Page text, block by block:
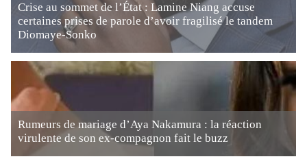
Crise au sommet de l’État : Lamine Niang accuse
certaines prises de parole d’avoir fragilisé le tandem
Diomaye-Sonko
Rumeurs de mariage d’Aya Nakamura : la réaction
virulente de son ex-compagnon fait le buzz